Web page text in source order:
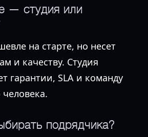
— студия или
на старте, но несет
и качеству. Студия
гарантии, SLA и команду
подрядчика?